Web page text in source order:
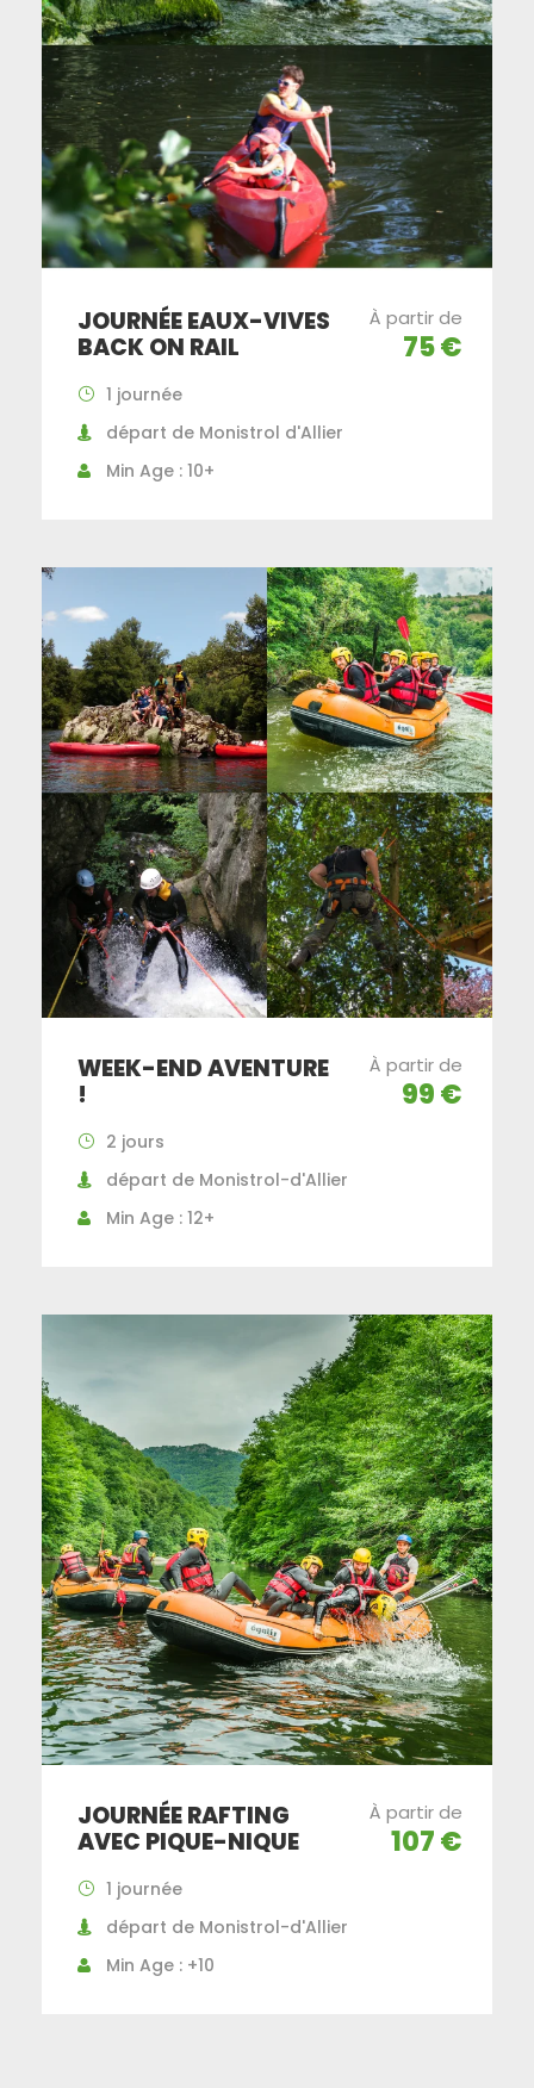
JOURNÉE EAUX-VIVES
BACK ON RAIL
À partir de
75 €
1 journée
départ de Monistrol d'Allier
Min Age : 10+
WEEK-END AVENTURE
!
À partir de
99 €
2 jours
départ de Monistrol-d'Allier
Min Age : 12+
JOURNÉE RAFTING
AVEC PIQUE-NIQUE
À partir de
107 €
1 journée
départ de Monistrol-d'Allier
Min Age : +10